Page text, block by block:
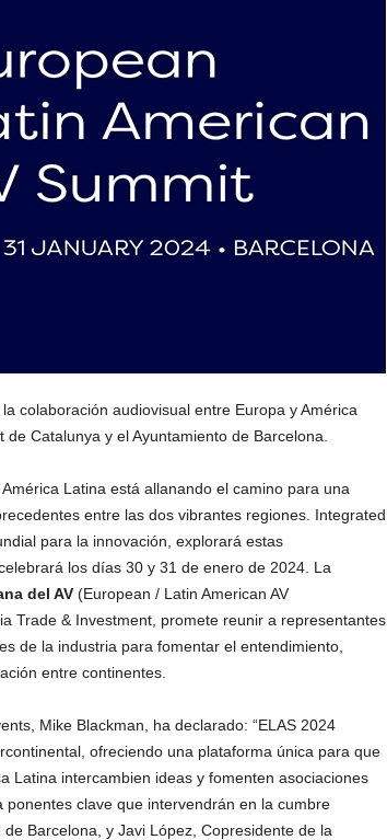
colaboración audiovisual entre Europa y América
Catalunya y el Ayuntamiento de Barcelona.
Latina está allanando el camino para una
entre las dos vibrantes regiones. Integrated
para la innovación, explorará estas
los días 30 y 31 de enero de 2024. La
del AV(European / Latin American AV
Trade & Investment, promete reunir a representantes
de la industria para fomentar el entendimiento,
entre continentes.
Mike Blackman, ha declarado: “ELAS 2024
ofreciendo una plataforma única para que
Latina intercambien ideas y fomenten asociaciones
clave que intervendrán en la cumbre
Barcelona, y Javi López, Copresidente de la